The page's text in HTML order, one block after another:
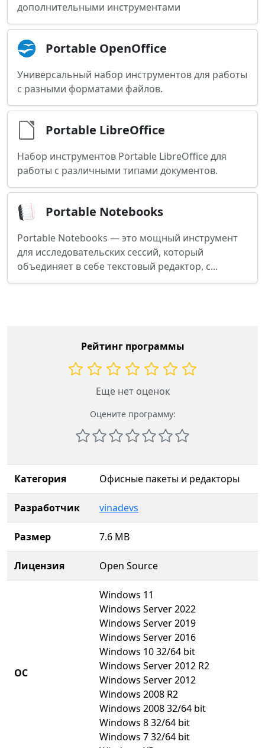
дополнительными инструментами
Portable OpenOffice
Универсальный набор инструментов для работы
с разными форматами файлов.
Portable LibreOffice
Набор инструментов Portable LibreOffice для
работы с различными типами документов.
Portable Notebooks
Portable Notebooks — это мощный инструмент
для исследовательских сессий, который
объединяет в себе текстовый редактор, с...
Рейтинг программы
Еще нет оценок
Оцените программу:
Категория Офисные пакеты и редакторы
Разработчик vinadevs
Размер 7.6 MB
Лицензия Open Source
ОС
Windows 11
Windows Server 2022
Windows Server 2019
Windows Server 2016
Windows 10 32/64 bit
Windows Server 2012 R2
Windows Server 2012
Windows 2008 R2
Windows 2008 32/64 bit
Windows 8 32/64 bit
Windows 7 32/64 bit